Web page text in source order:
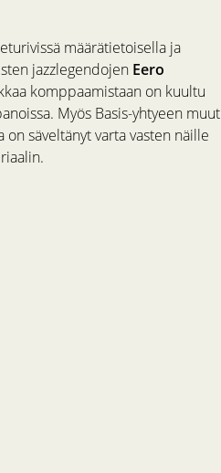
määrätietoisella ja
jazzlegendojen Eero
komppaamistaan on kuultu
Myös Basis-yhtyeen muut
säveltänyt varta vasten näille